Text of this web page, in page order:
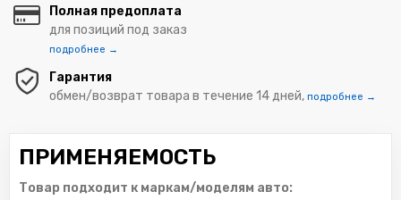
Полная предоплата
для позиций под заказ
подробнее →
Гарантия
обмен/возврат товара в течение 14 дней, подробнее →
ПРИМЕНЯЕМОСТЬ
Товар подходит к маркам/моделям авто: